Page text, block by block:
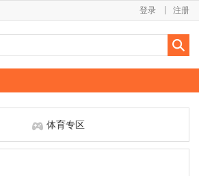
注册
登录
体育专区